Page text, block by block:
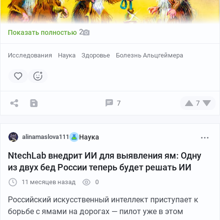
Впервые в истории сотрудники INSERM (Франция) и их
работа митохондрий — клеточных энергетических
ученые смогли синтетическим образом активировать
митохондрии прямо в нейронах. Результат ошеломил
даже скептиков: у животных нормализовалась
деятельность нейронов мозга, резко улучшились
память и любознательность — главные когнитивные
параметры, которые пропадают при деменции.
Показать полностью 2
Исследования Наука Здоровье Болезнь Альцгеймера
7 7
alinamaslova111 Наука
NtechLab внедрит ИИ для выявления ям: Одну
из двух бед России теперь будет решать ИИ
11 месяцев назад 0
Российский искусственный интеллект приступает к
борьбе с ямами на дорогах — пилот уже в этом